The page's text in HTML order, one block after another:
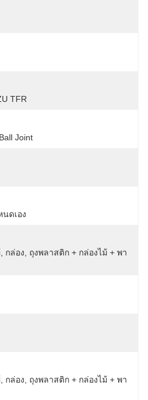
TFR
Joint
ดเอง
กล่อง, ถุงพลาสติก + กล่องไม้ + พา
กล่อง, ถุงพลาสติก + กล่องไม้ + พา